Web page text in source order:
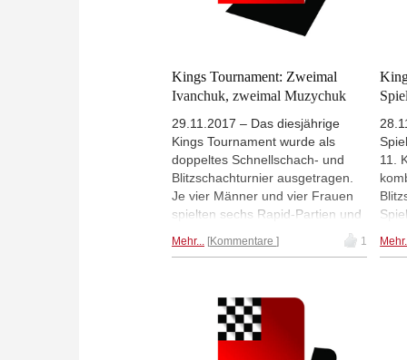
Kings Tournament: Zweimal
Ivanchuk, zweimal Muzychuk
29.11.2017 – Das diesjährige
Kings Tournament wurde als
doppeltes Schnellschach- und
Blitzschachturnier ausgetragen.
Je vier Männer und vier Frauen
spielten sechs Rapid-Partien und
12 Blitzpartien. Vassily Ivanchuk
und Anna Muzychuk gewannen
Mehr... Kommentare 1
11.